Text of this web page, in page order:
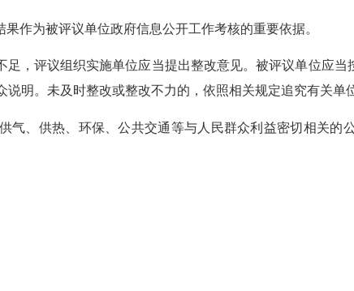
作为被评议单位政府信息公开工作考核的重要依据。
，评议组织实施单位应当提出整改意见。被评议单位应当
明。未及时整改或整改不力的，依照相关规定追究有关单
、供热、环保、公共交通等与人民群众利益密切相关的